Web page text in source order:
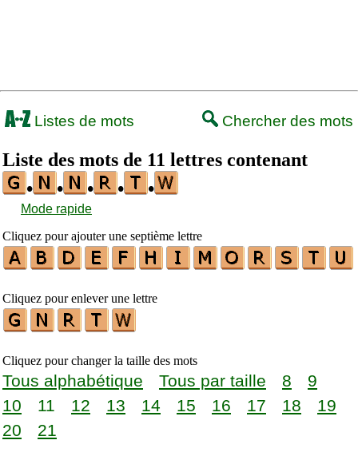
Listes de mots Chercher des mots
Liste des mots de 11 lettres contenant
•
• • • •
Mode rapide
Cliquez pour ajouter une septième lettre
Cliquez pour enlever une lettre
Cliquez pour changer la taille des mots
Tous alphabétique Tous par taille 8
9
10
11 12 13 14 15 16 17 18
19
20
21